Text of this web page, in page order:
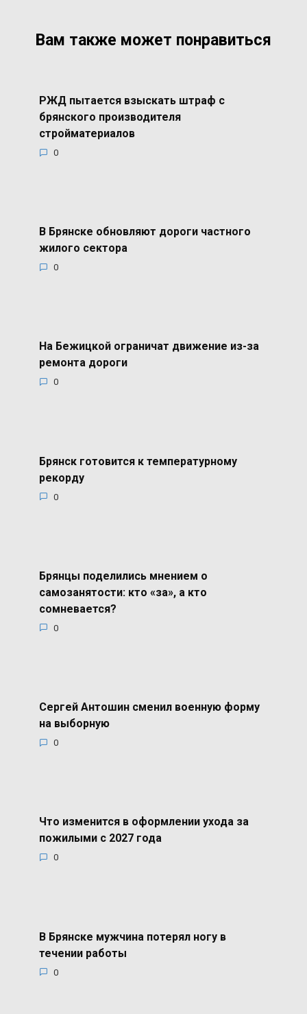
Вам также может понравиться
РЖД пытается взыскать штраф с
брянского производителя
стройматериалов
0
В Брянске обновляют дороги частного
жилого сектора
0
На Бежицкой ограничат движение из-за
ремонта дороги
0
Брянск готовится к температурному
рекорду
0
Брянцы поделились мнением о
самозанятости: кто «за», а кто
сомневается?
0
Сергей Антошин сменил военную форму
на выборную
0
Что изменится в оформлении ухода за
пожилыми с 2027 года
0
В Брянске мужчина потерял ногу в
течении работы
0